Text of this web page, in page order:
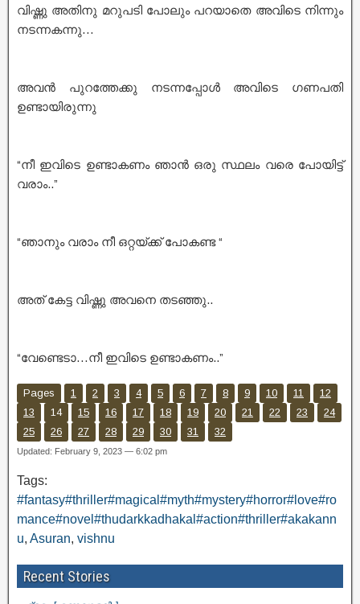
വിഷ്ണു അതിനു മറുപടി പോലും പറയാതെ അവിടെ നിന്നും
നടന്നകന്നു…
അവൻ പുറത്തേക്കു നടന്നപ്പോൾ അവിടെ ഗണപതി
ഉണ്ടായിരുന്നു
“നീ ഇവിടെ ഉണ്ടാകണം ഞാൻ ഒരു സ്ഥലം വരെ പോയിട്ട്
വരാം..”
“ഞാനും വരാം നീ ഒറ്റയ്ക്ക് പോകണ്ട “
അത് കേട്ട വിഷ്ണു അവനെ തടഞ്ഞു..
“വേണ്ടെടാ…നീ ഇവിടെ ഉണ്ടാകണം..”
Pages 1 2 3 4 5 6 7 8 9 10 11
12
13
14 15 16 17 18 19 20 21 22 23
24
25
26 27 28 29 30 31 32
Updated: February 9, 2023 — 6:02 pm
Tags:
#fantasy#thriller#magical#myth#mystery#horror#love#ro
mance#novel#thudarkkadhakal#action#thriller#akakann
u, Asuran, vishnu
Recent Stories